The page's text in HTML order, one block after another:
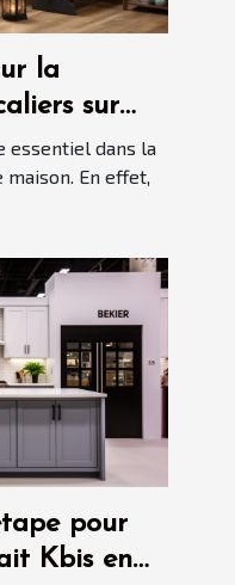
la
sur
essentiel dans la
En effet,
pour
Kbis en